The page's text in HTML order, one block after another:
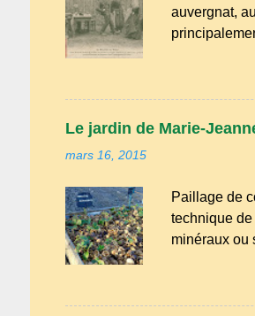
auvergnat,
Bien que le
riche en
naïf).
Le jardin de Marie-
mars 16, 2015
Paillage de
technique
minéraux ou
conserve
d'atteindre